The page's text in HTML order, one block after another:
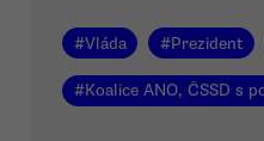
#Vláda #Prezident
#Koalice ANO, ČSSD s